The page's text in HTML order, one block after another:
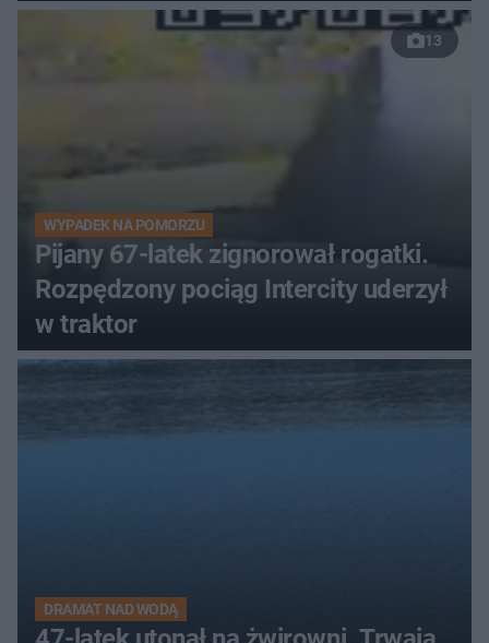
13
WYPADEK NA POMORZU
Pijany 67-latek zignorował rogatki.
Rozpędzony pociąg Intercity uderzył
w traktor
DRAMAT NAD WODĄ